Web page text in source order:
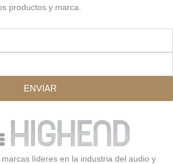
productos y marca.
ENVIAR
líderes en la industria del audio y